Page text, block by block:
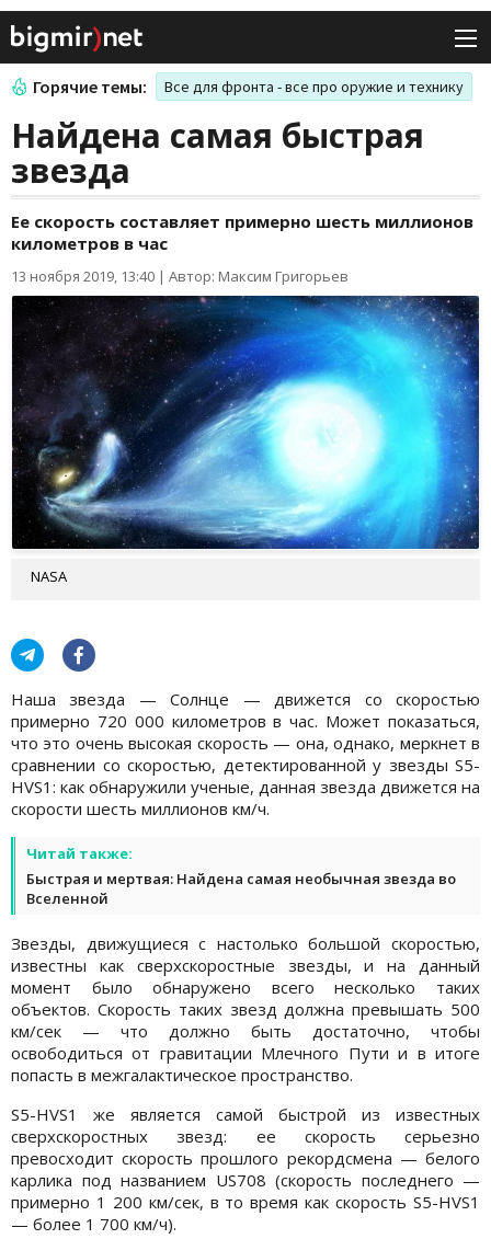
Горячие темы: Все для фронта - все про оружие и технику
Найдена самая быстрая
звезда
Ее скорость составляет примерно шесть миллионов
километров в час
13 ноября 2019, 13:40 | Автор: Максим Григорьев
NASA
Наша звезда — Солнце — движется со скоростью
примерно 720 000 километров в час. Может показаться,
что это очень высокая скорость — она, однако, меркнет в
сравнении со скоростью, детектированной у звезды S5-
HVS1: как обнаружили ученые, данная звезда движется на
скорости шесть миллионов км/ч.
Читай также:
Быстрая и мертвая: Найдена самая необычная звезда во
Вселенной
Звезды, движущиеся с настолько большой скоростью,
известны как сверхскоростные звезды, и на данный
момент было обнаружено всего несколько таких
объектов. Скорость таких звезд должна превышать 500
км/сек — что должно быть достаточно, чтобы
освободиться от гравитации Млечного Пути и в итоге
попасть в межгалактическое пространство.
S5-HVS1 же является самой быстрой из известных
сверхскоростных звезд: ее скорость серьезно
превосходит скорость прошлого рекордсмена — белого
карлика под названием US708 (скорость последнего —
примерно 1 200 км/сек, в то время как скорость S5-HVS1
— более 1 700 км/ч).